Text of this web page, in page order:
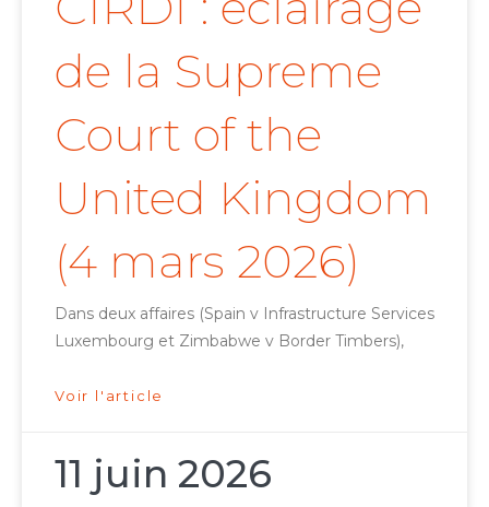
de la Supreme
Court of the
United Kingdom
(4 mars 2026)
Dans deux affaires (Spain v Infrastructure Services
Luxembourg et Zimbabwe v Border Timbers),
Voir l'article
11 juin 2026